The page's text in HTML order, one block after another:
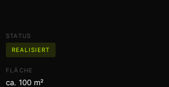
STATUS
REALISIERT
FLÄCHE
ca. 100 m²